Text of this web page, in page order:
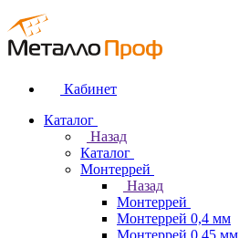
Кабинет
Каталог
Назад
Каталог
Монтеррей
Назад
Монтеррей
Монтеррей 0,4 мм
Монтеррей 0,45 мм